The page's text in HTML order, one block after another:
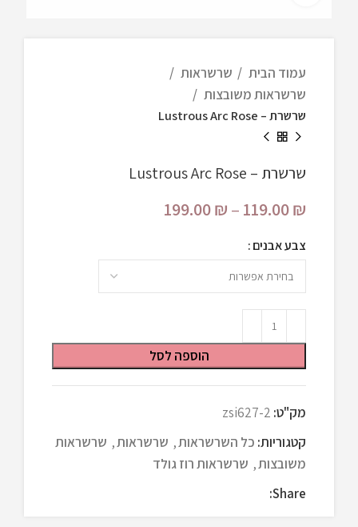
עמוד הבית
שרשראות
שרשראות משובצות
שרשרת – Lustrous Arc Rose
שרשרת – Lustrous Arc Rose
119.00₪
–
199.00₪
צבע אבנים
הוספה לסל
מק"ט: zsi627-2
קטגוריות: כל השרשראות, שרשראות, שרשראות
משובצות, שרשראות רוז גולד
Share: